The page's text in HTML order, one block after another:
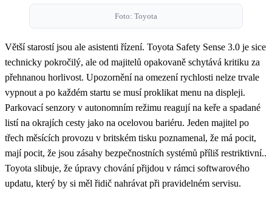
Foto: Toyota
Větší starostí jsou ale asistenti řízení. Toyota Safety Sense 3.0 je sice
technicky pokročilý, ale od majitelů opakovaně schytává kritiku za
přehnanou horlivost. Upozornění na omezení rychlosti nelze trvale
vypnout a po každém startu se musí proklikat menu na displeji.
Parkovací senzory v autonomním režimu reagují na keře a spadané
listí na okrajích cesty jako na ocelovou bariéru. Jeden majitel po
třech měsících provozu v britském tisku poznamenal, že má pocit,
mají pocit, že jsou zásahy bezpečnostních systémů příliš restriktivní..
Toyota slibuje, že úpravy chování přijdou v rámci softwarového
updatu, který by si měl řidič nahrávat při pravidelném servisu.